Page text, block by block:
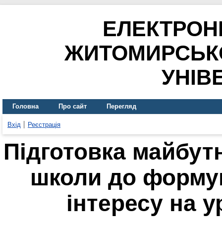
Головна Про сайт Перегляд
Вхід Реєстрація
Підготовка
школи до
інтересу на